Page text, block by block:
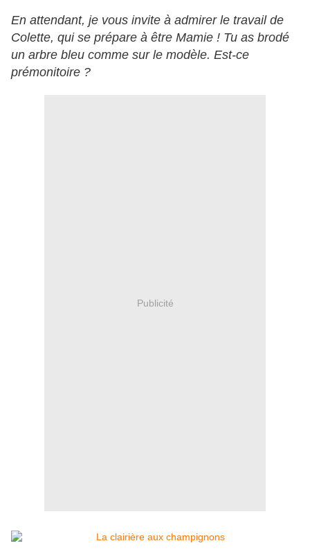
En attendant, je vous invite à admirer le travail de
Colette, qui se prépare à être Mamie ! Tu as brodé
un arbre bleu comme sur le modèle. Est-ce
prémonitoire ?
Publicité